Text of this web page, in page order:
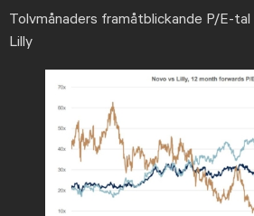
Tolvmånaders framåtblickande P/E-
Lilly